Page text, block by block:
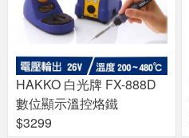
HAKKO 白光牌 FX-888D
數位顯示溫控烙鐵
$3299